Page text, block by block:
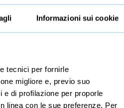
Informazioni sui cookie
tecnici per fornirle
migliore e, previo suo
di profilazione per proporle
linea con le sue preferenze. Per
Social media manager
E-commerce
Google